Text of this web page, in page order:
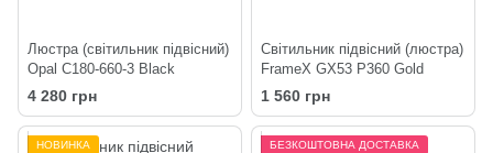
Люстра (світильник підвісний)
Opal C180-660-3 Black
4 280 грн
Світильник підвісний (люстра)
FrameX GX53 P360 Gold
1 560 грн
НОВИНКА
БЕЗКОШТОВНА ДОСТАВКА